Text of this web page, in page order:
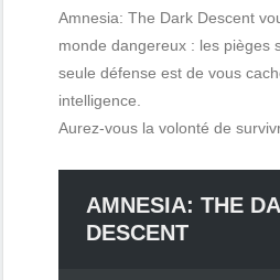
Amnesia: The Dark Descent
monde dangereux : les pièges
seule défense est de vous
intelligence.
Aurez-vous la volonté de
AMNESIA: THE
DESCENT